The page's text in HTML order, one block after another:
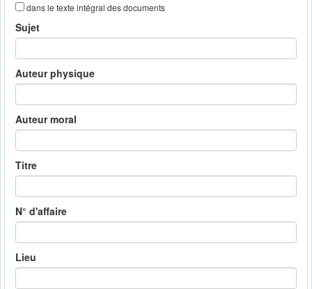
dans le texte intégral des documents
Sujet
Auteur physique
Auteur moral
Titre
N° d'affaire
Lieu